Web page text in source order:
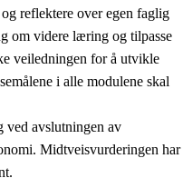
reflektere over egen faglig
om videre læring og tilpasse
veiledningen for å utvikle
i alle modulene skal
ved avslutningen av
Midtveisvurderingen har